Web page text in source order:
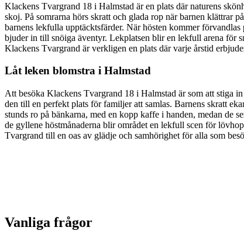
Klackens Tvargrand 18 i Halmstad är en plats där naturens
skoj. På somrarna hörs skratt och glada rop när barnen klättrar
barnens lekfulla upptäcktsfärder. När hösten kommer
bjuder in till snöiga äventyr. Lekplatsen blir en lekfull arena för
Klackens Tvargrand är verkligen en plats där varje årstid
Låt leken blomstra i Halmstad
Att besöka Klackens Tvargrand 18 i Halmstad är som att stiga
den till en perfekt plats för familjer att samlas. Barnens skratt
stunds ro på bänkarna, med en kopp kaffe i handen, medan de
de gyllene höstmånaderna blir området en lekfull scen för
Tvargrand till en oas av glädje och samhörighet för alla som
Vanliga frågor